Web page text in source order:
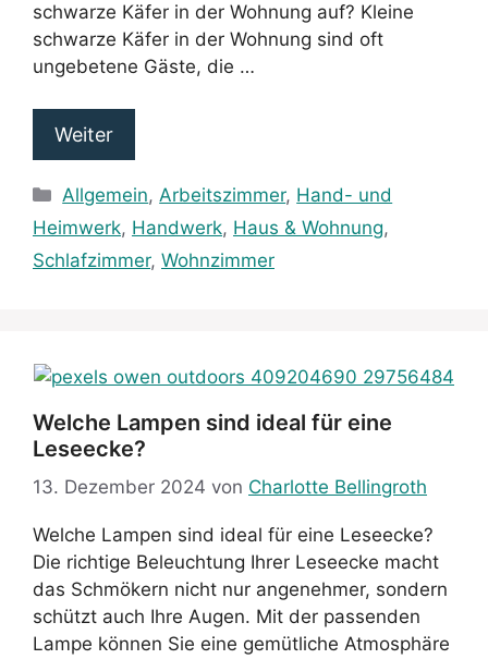
schwarze Käfer in der Wohnung auf? Kleine
schwarze Käfer in der Wohnung sind oft
ungebetene Gäste, die …
Weiter
Kategorien
Allgemein, Arbeitszimmer, Hand- und
Heimwerk, Handwerk, Haus & Wohnung,
Schlafzimmer, Wohnzimmer
Welche Lampen sind ideal für eine
Leseecke?
13. Dezember 2024 von Charlotte Bellingroth
Welche Lampen sind ideal für eine Leseecke?
Die richtige Beleuchtung Ihrer Leseecke macht
das Schmökern nicht nur angenehmer, sondern
schützt auch Ihre Augen. Mit der passenden
Lampe können Sie eine gemütliche Atmosphäre